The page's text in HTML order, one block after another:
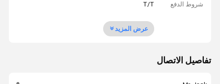
شروط الدفع T/T
عرض المزيد
تفاصيل الاتصال